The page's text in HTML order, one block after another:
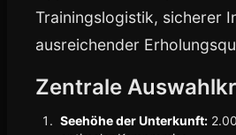
Trainingslogistik, sicherer
ausreichender
Zentrale
Seehöhe der Unterkunft: